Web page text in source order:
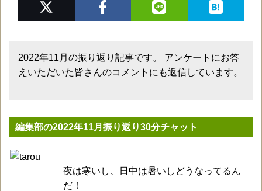
2022年11月の振り返り記事です。 アンケートにお答
えいただいた皆さんのコメントにも返信しています。
編集部の2022年11月振り返り30分チャット
夜は寒いし、日中は暑いしどうなってるん
だ！